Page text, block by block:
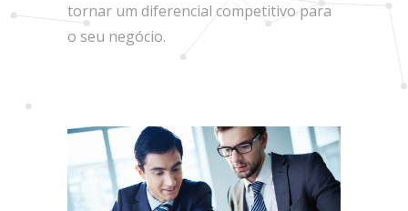
tornar um diferencial competitivo para
o seu negócio.